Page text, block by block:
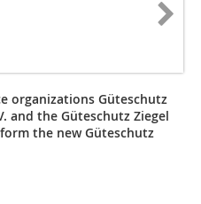
organizations Güteschutz
and the Güteschutz Ziegel
the new Güteschutz